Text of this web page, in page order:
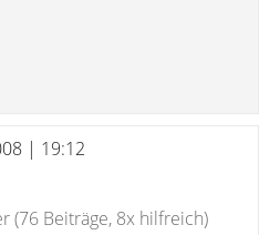
| 19:12
(76 Beiträge, 8x hilfreich)